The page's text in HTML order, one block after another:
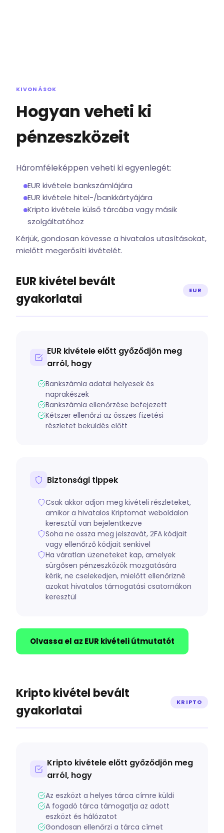
KIVONÁSOK
Hogyan veheti ki
pénzeszközeit
Háromféleképpen veheti ki egyenlegét:
EUR kivétele bankszámlájára
EUR kivétele hitel-/bankkártyájára
Kripto kivétele külső tárcába vagy másik
szolgáltatóhoz
Kérjük, gondosan kövesse a hivatalos utasításokat,
mielőtt megerősíti kivételét.
EUR kivétel bevált
gyakorlatai
EUR
EUR kivétele előtt győződjön meg
arról, hogy
Bankszámla adatai helyesek és
naprakészek
Bankszámla ellenőrzése befejezett
Kétszer ellenőrzi az összes fizetési
részletet beküldés előtt
Biztonsági tippek
Csak akkor adjon meg kivételi részleteket,
amikor a hivatalos Kriptomat weboldalon
keresztül van bejelentkezve
Soha ne ossza meg jelszavát, 2FA kódjait
vagy ellenőrző kódjait senkivel
Ha váratlan üzeneteket kap, amelyek
sürgősen pénzeszközök mozgatására
kérik, ne cselekedjen, mielőtt ellenőrizné
azokat hivatalos támogatási csatornákon
keresztül
Olvassa el az EUR kivételi útmutatót
Kripto kivétel bevált
gyakorlatai
KRIPTO
Kripto kivétele előtt győződjön meg
arról, hogy
Az eszközt a helyes tárca címre küldi
A fogadó tárca támogatja az adott
eszközt és hálózatot
Gondosan ellenőrzi a tárca címet